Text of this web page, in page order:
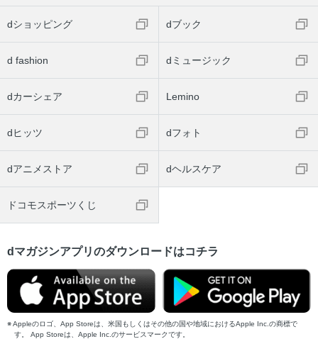
dショッピング dブック
d fashion dミュージック
dカーシェア Lemino
dヒッツ dフォト
dアニメストア dヘルスケア
ドコモスポーツくじ
dマガジンアプリのダウンロードはコチラ
Appleのロゴ、App Storeは、米国もしくはその他の国や地域におけるApple Inc.の商標で
す。 App Storeは、Apple Inc.のサービスマークです。